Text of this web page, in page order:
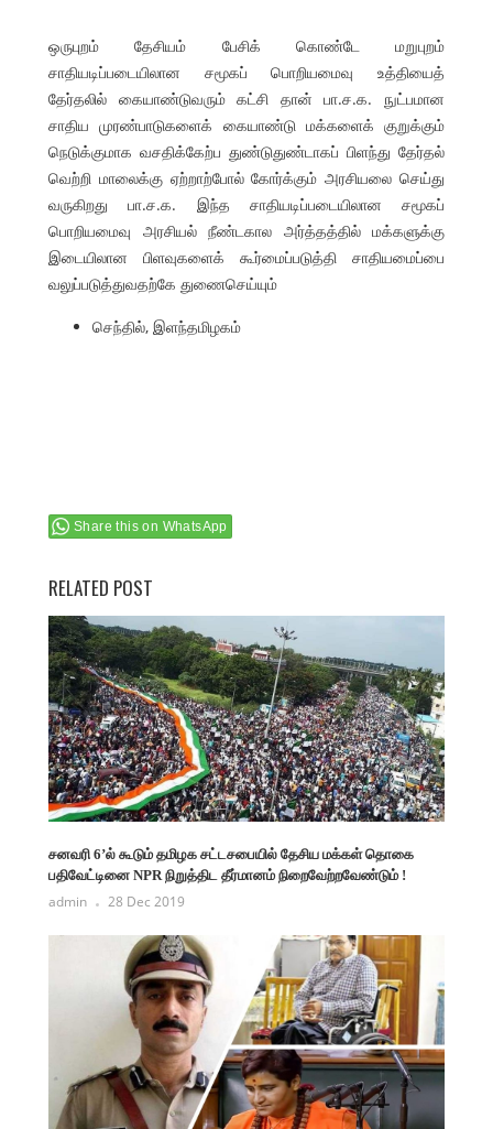
ஒருபுறம் தேசியம் பேசிக் கொண்டே மறுபுறம்
சாதியடிப்படையிலான சமூகப் பொறியமைவு உத்தியைத்
தேர்தலில் கையாண்டுவரும் கட்சி தான் பா.ச.க. நுட்பமான
சாதிய முரண்பாடுகளைக் கையாண்டு மக்களைக் குறுக்கும்
நெடுக்குமாக வசதிக்கேற்ப துண்டுதுண்டாகப் பிளந்து தேர்தல்
வெற்றி மாலைக்கு ஏற்றாற்போல் கோர்க்கும் அரசியலை செய்து
வருகிறது பா.ச.க. இந்த சாதியடிப்படையிலான சமூகப்
பொறியமைவு அரசியல் நீண்டகால அர்த்தத்தில் மக்களுக்கு
இடையிலான பிளவுகளைக் கூர்மைப்படுத்தி சாதியமைப்பை
வலுப்படுத்துவதற்கே துணைசெய்யும்
செந்தில், இளந்தமிழகம்
Share this on WhatsApp
RELATED POST
சனவரி 6’ல் கூடும் தமிழக சட்டசபையில் தேசிய மக்கள் தொகை
பதிவேட்டினை NPR நிறுத்திட தீர்மானம் நிறைவேற்றவேண்டும் !
admin 28 Dec 2019